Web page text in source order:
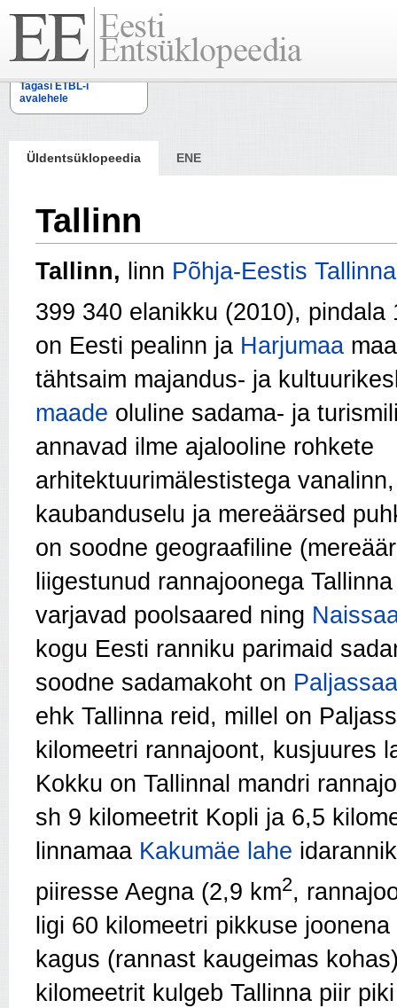
Tagasi ETBL-i
avalehele
Üldentsüklopeedia ENE
Tallinn
Tallinn, linn Põhja-Eestis
399 340 elanikku (2010), pindala
on Eesti pealinn ja Harjumaa
tähtsaim majandus- ja
maade oluline sadama- ja
annavad ilme ajalooline rohkete
arhitektuurimälestistega
kaubanduselu ja mereäärsed
on soodne geograafiline
liigestunud rannajoonega
varjavad poolsaared ning
kogu Eesti ranniku parimaid
soodne sadamakoht on
ehk Tallinna reid, millel on
kilomeetri rannajoont, kusjuures
Kokku on Tallinnal mandri
sh 9 kilomeetrit Kopli ja 6,5
linnamaa Kakumäe lahe
piiresse Aegna (2,9 km2,
ligi 60 kilomeetri pikkuse joonena
kagus (rannast kaugeimas
kilomeetrit kulgeb Tallinna piir